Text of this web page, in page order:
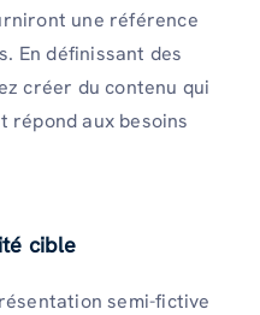
une référence
En définissant des
créer du contenu qui
aux besoins
cible
semi-fictive